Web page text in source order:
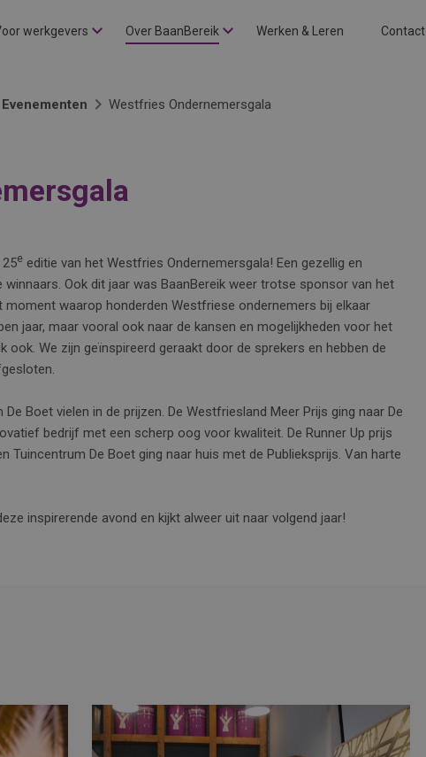
werkgevers Over BaanBereik Werken & Leren Contact
Evenementen Westfries Ondernemersgala
e editie van het Westfries Ondernemersgala! Een gezellig en
Ook dit jaar was BaanBereik weer trotse sponsor van het
waarop honderden Westfriese ondernemers bij elkaar
jaar, maar vooral ook naar de kansen en mogelijkheden voor het
ook. We zijn geïnspireerd geraakt door de sprekers en hebben de
Boet vielen in de prijzen. De Westfriesland Meer Prijs ging naar De
bedrijf met een scherp oog voor kwaliteit. De Runner Up prijs
Tuincentrum De Boet ging naar huis met de Publieksprijs. Van harte
inspirerende avond en kijkt alweer uit naar volgend jaar!